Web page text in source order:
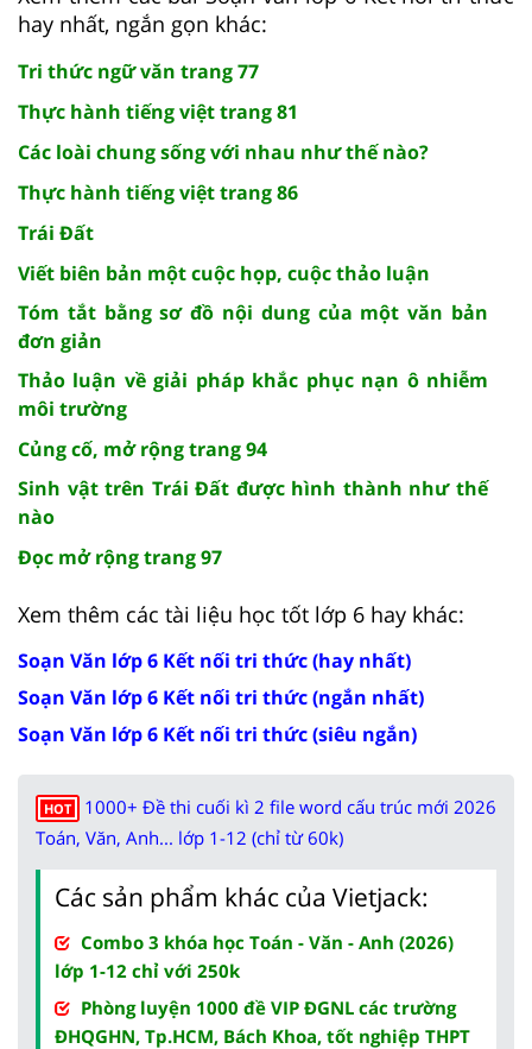
hay nhất, ngắn gọn khác:
Tri thức ngữ văn trang 77
Thực hành tiếng việt trang 81
Các loài chung sống với nhau như thế nào?
Thực hành tiếng việt trang 86
Trái Đất
Viết biên bản một cuộc họp, cuộc thảo luận
Tóm tắt bằng sơ đồ nội dung của một văn bản
đơn giản
Thảo luận về giải pháp khắc phục nạn ô nhiễm
môi trường
Củng cố, mở rộng trang 94
Sinh vật trên Trái Đất được hình thành như thế
nào
Đọc mở rộng trang 97
Xem thêm các tài liệu học tốt lớp 6 hay khác:
Soạn Văn lớp 6 Kết nối tri thức (hay nhất)
Soạn Văn lớp 6 Kết nối tri thức (ngắn nhất)
Soạn Văn lớp 6 Kết nối tri thức (siêu ngắn)
HOT
1000+ Đề thi cuối kì 2 file word cấu trúc mới 2026
Toán, Văn, Anh... lớp 1-12 (chỉ từ 60k)
Các sản phẩm khác của Vietjack:
Combo 3 khóa học Toán - Văn - Anh (2026)
lớp 1-12 chỉ với 250k
Phòng luyện 1000 đề VIP ĐGNL các trường
ĐHQGHN, Tp.HCM, Bách Khoa, tốt nghiệp THPT